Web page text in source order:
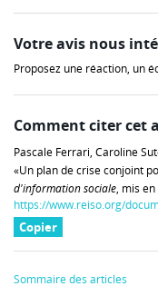
Votre avis nous
Proposez une réaction, un
Comment citer cet
Pascale Ferrari, Caroline
«Un plan de crise conjoint
d'information sociale, mis
https://www.reiso.org/
Copier
Sommaire des articles